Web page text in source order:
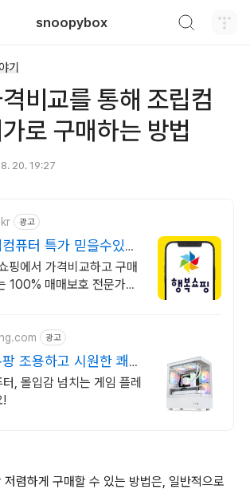
snoopybox
기
비교를 통해 조립컴
로 구매하는 방법
8. 20. 19:27
광고
퓨터 특가 믿을수있는
핑에서 가격비교하고 구매
100% 매매보호 전문가의
광고
조용하고 시원한 쾌적
, 몰입감 넘치는 게임 플레
!
렴하게 구매할 수 있는 방법은, 일반적으로